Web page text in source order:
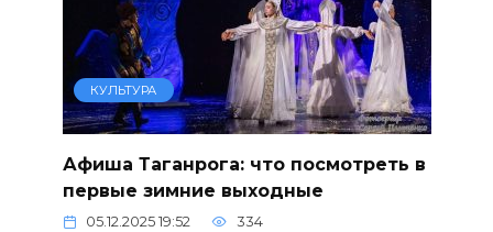
КУЛЬТУРА
Афиша Таганрога: что посмотреть в
первые зимние выходные
05.12.2025 19:52 334